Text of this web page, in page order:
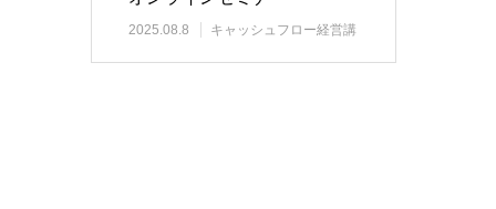
2025.08.8
キャッシュフロー経営講